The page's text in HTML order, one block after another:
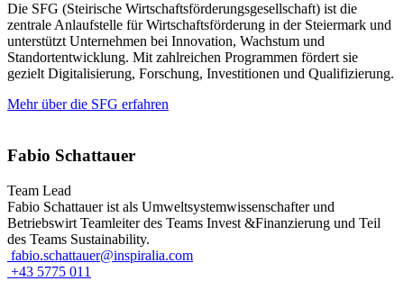
Die SFG (Steirische Wirtschaftsförderungsgesellschaft) ist die
zentrale Anlaufstelle für Wirtschaftsförderung in der Steiermark und
unterstützt Unternehmen bei Innovation, Wachstum und
Standortentwicklung. Mit zahlreichen Programmen fördert sie
gezielt Digitalisierung, Forschung, Investitionen und Qualifizierung.
Mehr über die SFG erfahren
Fabio Schattauer
Team Lead
Fabio Schattauer ist als Umweltsystemwissenschafter und
Betriebswirt Teamleiter des Teams Invest &Finanzierung und Teil
des Teams Sustainability.
fabio.schattauer@inspiralia.com
+43 5775 011